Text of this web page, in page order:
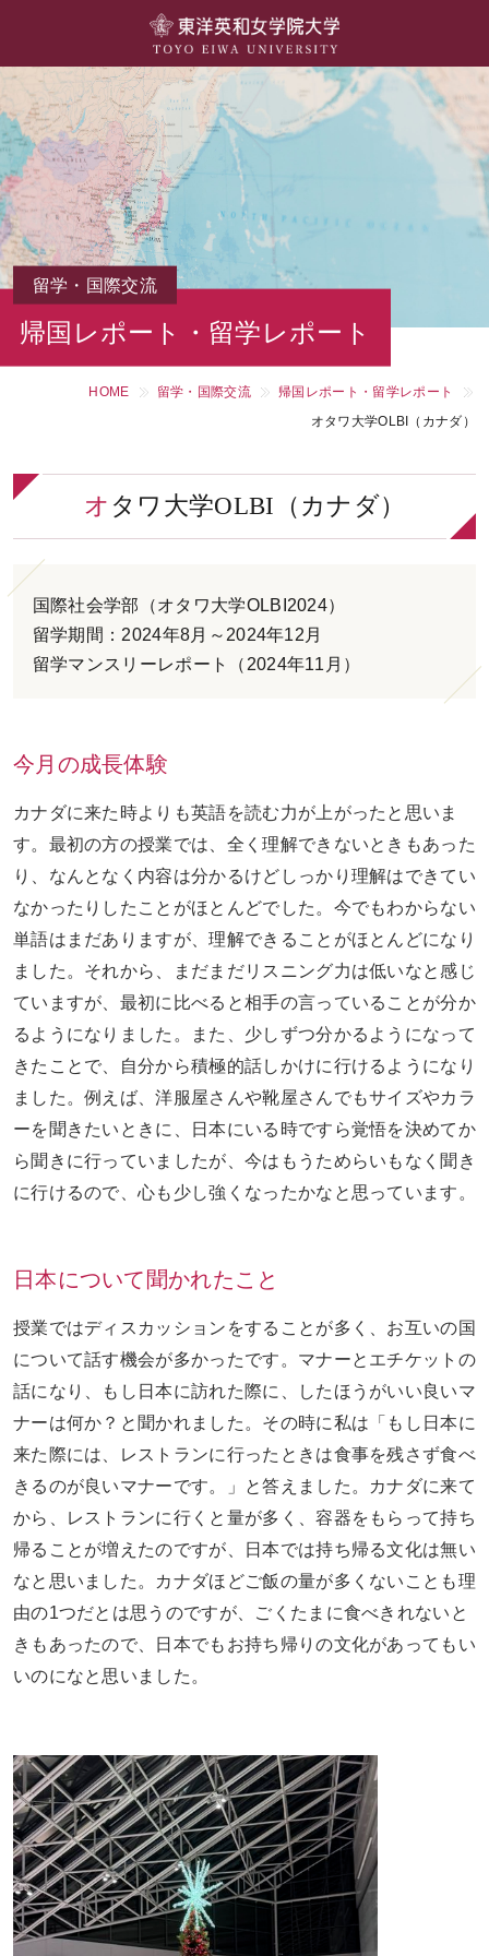
学部・学科
キャンパスライフ
留学・国際交流
キャリア・就職
研究・社会連携・生涯学習
大学院
留学・国際交流
帰国レポート・留学レポート
HOME 留学・国際交流
帰国レポート・留学レポート
オタワ大学OLBI（カナダ）
オタワ大学OLBI（カナダ）
国際社会学部（オタワ大学OLBI2024）
留学期間：2024年8月～2024年12月
留学マンスリーレポート（2024年11月）
今月の成長体験
カナダに来た時よりも英語を読む力が上がったと思いま
す。最初の方の授業では、全く理解できないときもあった
り、なんとなく内容は分かるけどしっかり理解はできてい
なかったりしたことがほとんどでした。今でもわからない
単語はまだありますが、理解できることがほとんどになり
ました。それから、まだまだリスニング力は低いなと感じ
ていますが、最初に比べると相手の言っていることが分か
るようになりました。また、少しずつ分かるようになって
きたことで、自分から積極的話しかけに行けるようになり
ました。例えば、洋服屋さんや靴屋さんでもサイズやカラ
ーを聞きたいときに、日本にいる時ですら覚悟を決めてか
ら聞きに行っていましたが、今はもうためらいもなく聞き
に行けるので、心も少し強くなったかなと思っています。
日本について聞かれたこと
授業ではディスカッションをすることが多く、お互いの国
について話す機会が多かったです。マナーとエチケットの
話になり、もし日本に訪れた際に、したほうがいい良いマ
ナーは何か？と聞かれました。その時に私は「もし日本に
来た際には、レストランに行ったときは食事を残さず食べ
きるのが良いマナーです。」と答えました。カナダに来て
から、レストランに行くと量が多く、容器をもらって持ち
帰ることが増えたのですが、日本では持ち帰る文化は無い
なと思いました。カナダほどご飯の量が多くないことも理
由の1つだとは思うのですが、ごくたまに食べきれないと
きもあったので、日本でもお持ち帰りの文化があってもい
いのになと思いました。